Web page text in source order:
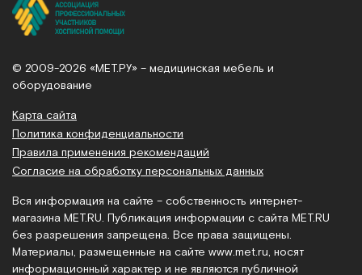
© 2009-2026 «МЕТ.РУ» – медицинская мебель и
оборудование
Карта сайта
Политика конфиденциальности
Правила применения рекомендаций
Согласие на обработку персональных данных
Вся информация на сайте – собственность интернет-
магазина MET.RU. Публикация информации с сайта MET.RU
без разрешения запрещена. Все права защищены.
Материалы, размещенные на сайте www.met.ru , носят
информационный характер и не являются публичной